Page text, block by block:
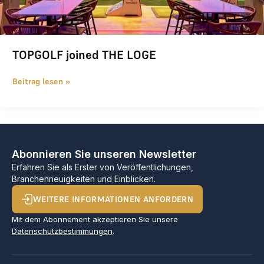
TOPGOLF joined THE LOGE
Beitrag lesen »
Abonnieren Sie unseren Newsletter
Erfahren Sie als Erster von Veröffentlichungen,
Branchenneuigkeiten und Einblicken.
WEITERE INFORMATIONEN ANFORDERN
Mit dem Abonnement akzeptieren Sie unsere
Datenschutzbestimmungen.